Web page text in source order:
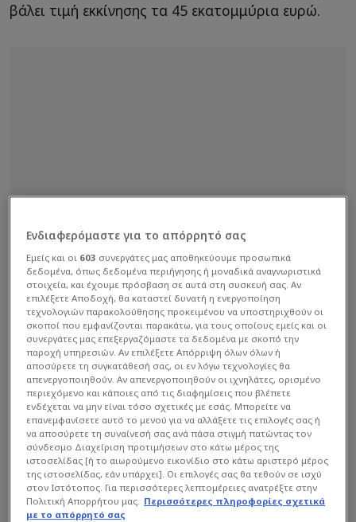
βάλει τιμή εκκίνησης τα 45 εκατομμύρια ευρώ.
Ενδιαφερόμαστε για το απόρρητό σας
Εμείς και οι 603 συνεργάτες μας αποθηκεύουμε προσωπικά
δεδομένα, όπως δεδομένα περιήγησης ή μοναδικά αναγνωριστικά
στοιχεία, και έχουμε πρόσβαση σε αυτά στη συσκευή σας. Αν
επιλέξετε Αποδοχή, θα καταστεί δυνατή η ενεργοποίηση
τεχνολογιών παρακολούθησης προκειμένου να υποστηριχθούν οι
σκοποί που εμφανίζονται παρακάτω, για τους οποίους εμείς και οι
συνεργάτες μας επεξεργαζόμαστε τα δεδομένα με σκοπό την
παροχή υπηρεσιών. Αν επιλέξετε Απόρριψη όλων όλων ή
αποσύρετε τη συγκατάθεσή σας, οι εν λόγω τεχνολογίες θα
απενεργοποιηθούν. Αν απενεργοποιηθούν οι ιχνηλάτες, ορισμένο
περιεχόμενο και κάποιες από τις διαφημίσεις που βλέπετε
ενδέχεται να μην είναι τόσο σχετικές με εσάς. Μπορείτε να
επανεμφανίσετε αυτό το μενού για να αλλάξετε τις επιλογές σας ή
να αποσύρετε τη συναίνεσή σας ανά πάσα στιγμή πατώντας τον
σύνδεσμο Διαχείριση προτιμήσεων στο κάτω μέρος της
ιστοσελίδας [ή το αιωρούμενο εικονίδιο στο κάτω αριστερό μέρος
της ιστοσελίδας, εάν υπάρχει]. Οι επιλογές σας θα τεθούν σε ισχύ
στον Ιστότοπος. Για περισσότερες λεπτομέρειες ανατρέξτε στην
Πολιτική Απορρήτου μας. Περισσότερες πληροφορίες σχετικά
με το απόρρητό σας